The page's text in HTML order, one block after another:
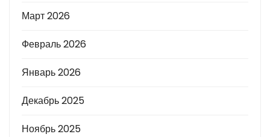
Март 2026
Февраль 2026
Январь 2026
Декабрь 2025
Ноябрь 2025